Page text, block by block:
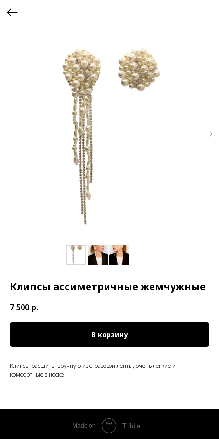
Клипсы ассиметричные жемчужные
7 500 р.
В корзину
Клипсы расшиты вручную из стразовой ленты, очень легкие и
комфортные в носке
Made on Tilda